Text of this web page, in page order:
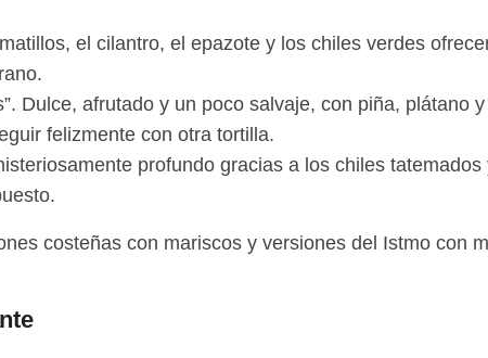
el cilantro, el epazote y los chiles verdes
Dulce, afrutado y un poco salvaje, con piña, plátano
felizmente con otra tortilla.
profundo gracias a los chiles
costeñas con mariscos y versiones del Istmo con